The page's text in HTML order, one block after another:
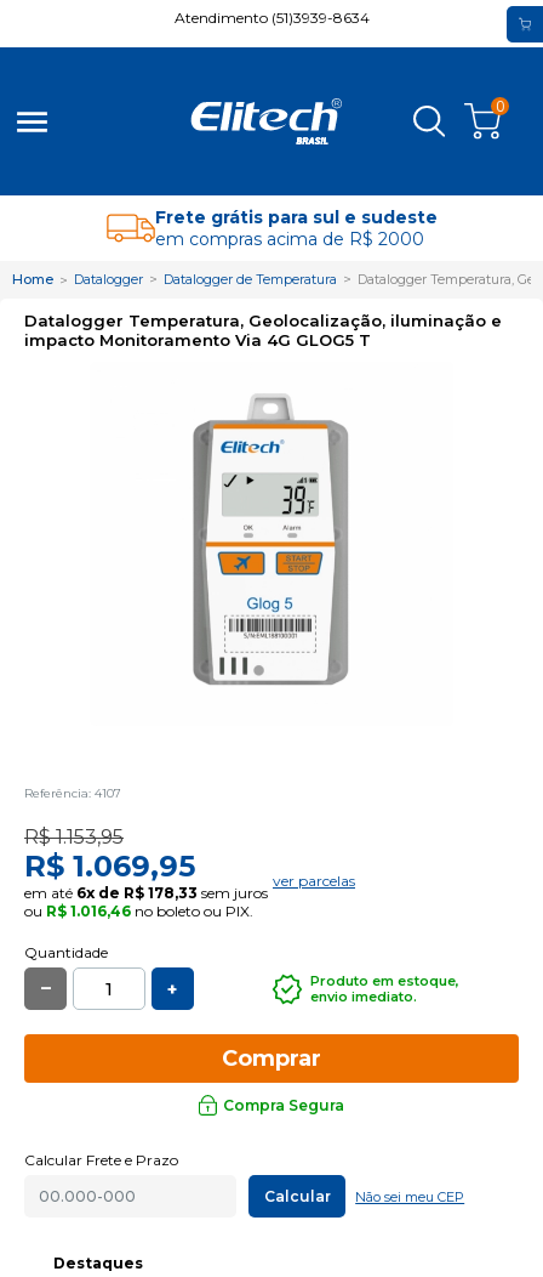
Atendimento (51)3939-8634
menu 0
Frete grátis para sul e sudeste
em compras acima de R$ 2000
Home Datalogger Datalogger de Temperatura Datalogger Temperatura,
Datalogger Temperatura, Geolocalização, iluminação e
impacto Monitoramento Via 4G GLOG5 T
Referência: 4107
R$ 1.153,95
R$ 1.069,95
em até 6x de R$ 178,33 sem juros
ou R$ 1.016,46 no boleto ou PIX.
ver parcelas
Quantidade
+
Produto em estoque,
envio imediato.
Comprar
Compra Segura
Calcular Frete e Prazo
Calcular
Não sei meu CEP
Destaques